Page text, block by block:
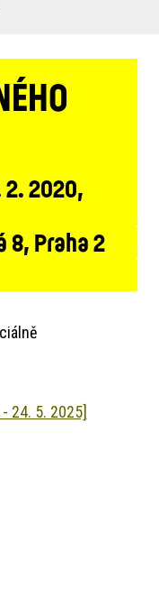
2. 2020,
8, Praha 2
- 24. 5. 2025]